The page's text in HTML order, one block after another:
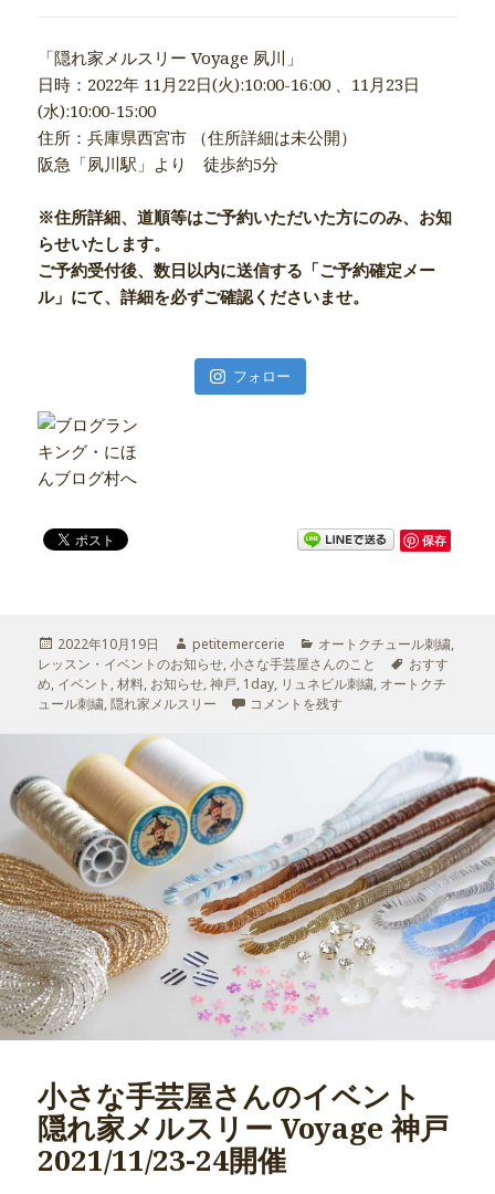
「隠れ家メルスリー Voyage 夙川」
日時：2022年 11月22日(火):10:00-16:00 、11月23日
(水):10:00-15:00
住所：兵庫県西宮市 （住所詳細は未公開）
阪急「夙川駅」より 徒歩約5分
※住所詳細、道順等はご予約いただいた方にのみ、お知
らせいたします。
ご予約受付後、数日以内に送信する「ご予約確定メー
ル」にて、詳細を必ずご確認くださいませ。
フォロー
保存
投
稿
日:
2022年10月19日
作
成
者
petitemercerie
カ
テ
ゴ
リ
オートクチュール刺繍,
レッスン・イベントのお知らせ,小さな手芸屋さんのこと
タ
グ
おすす
め, イベント ,材料, お知らせ,神戸, 1day, リュネビル刺繍, オートクチ
ュール刺繍,隠れ家メルスリー
隠れ家メルスリー Voyage 夙川
コメントを残す
小さな手芸屋さんのイベント
隠れ家メルスリー Voyage 神戸
2021/11/23-24開催